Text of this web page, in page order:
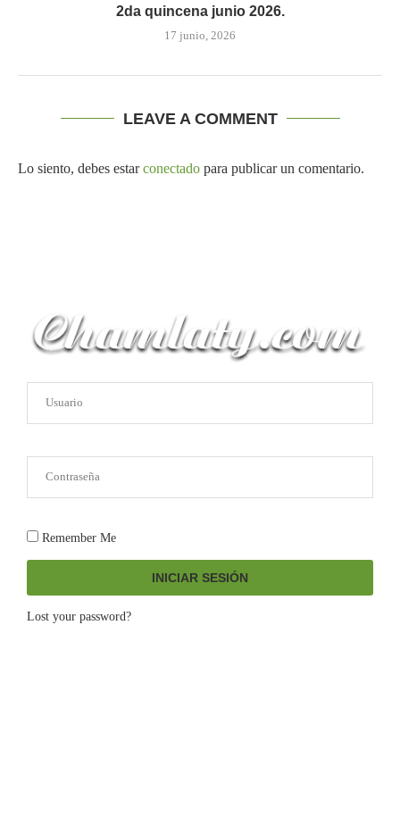
2da quincena junio 2026.
17 junio, 2026
LEAVE A COMMENT
Lo siento, debes estarconectado para publicar un comentario.
Remember Me
INICIAR SESIÓN
Lost your password?